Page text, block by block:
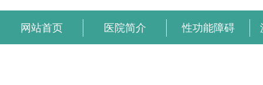
网站首页 医院简介 性功能障碍